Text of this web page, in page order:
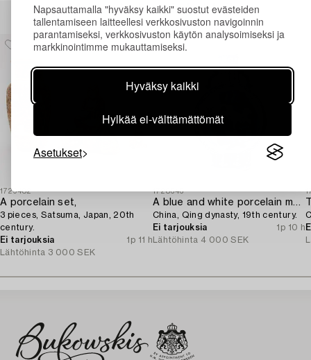
Napsauttamalla "hyväksy kaikki" suostut evästeiden
tallentamiseen laitteellesi verkkosivuston navigoinnin
parantamiseksi, verkkosivuston käytön analysoimiseksi ja
markkinointimme mukauttamiseksi.
Hyväksy kaikki
Hylkää ei-välttämättömät
Asetukset
Muiden katsomia kohteita
1729482
A porcelain set,
3 pieces, Satsuma, Japan, 20th
century.
Ei tarjouksia
1p 11 h
Lähtöhinta 3 000 SEK
1728646
A blue and white porcelain moon flask,
China, Qing dynasty, 19th century.
Ei tarjouksia
1p 10 h
Lähtöhinta 4 000 SEK